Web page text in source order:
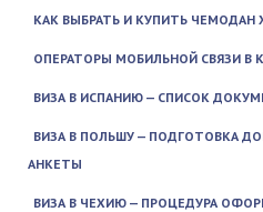
КАК ВЫБРАТЬ И КУПИТЬ ЧЕМОДАН
ОПЕРАТОРЫ МОБИЛЬНОЙ СВЯЗИ В
ВИЗА В ИСПАНИЮ — СПИСОК
ВИЗА В ПОЛЬШУ — ПОДГОТОВКА
АНКЕТЫ
ВИЗА В ЧЕХИЮ — ПРОЦЕДУРА